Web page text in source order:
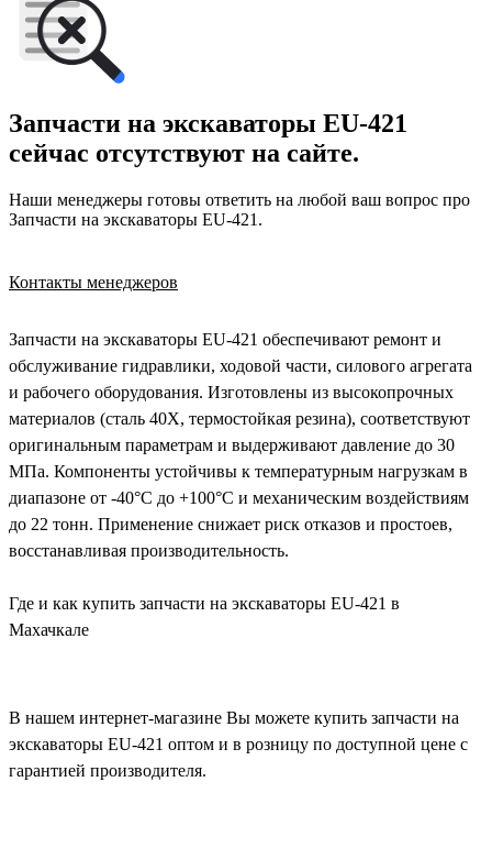
Запчасти на экскаваторы EU-421
сейчас отсутствуют на сайте.
Наши менеджеры готовы ответить на любой ваш вопрос про
Запчасти на экскаваторы EU-421.
Контакты менеджеров
Запчасти на экскаваторы EU-421 обеспечивают ремонт и
обслуживание гидравлики, ходовой части, силового агрегата
и рабочего оборудования. Изготовлены из высокопрочных
материалов (сталь 40Х, термостойкая резина), соответствуют
оригинальным параметрам и выдерживают давление до 30
МПа. Компоненты устойчивы к температурным нагрузкам в
диапазоне от -40°C до +100°C и механическим воздействиям
до 22 тонн. Применение снижает риск отказов и простоев,
восстанавливая производительность.
Где и как купить запчасти на экскаваторы EU-421 в
Махачкале
В нашем интернет-магазине Вы можете купить запчасти на
экскаваторы EU-421 оптом и в розницу по доступной цене с
гарантией производителя.